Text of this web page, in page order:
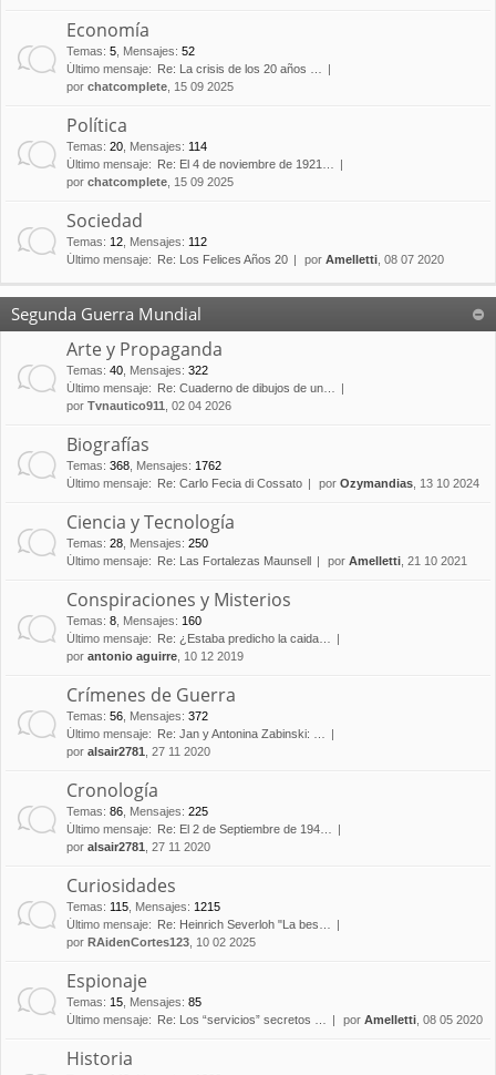
Economía
Temas: 5 Mensajes: 52
Último mensaje:
Re: La crisis de los 20 años …
por chatcomplete , 15 09 2025
Política
Temas: 20 Mensajes: 114
Último mensaje:
Re: El 4 de noviembre de 1921…
por chatcomplete , 15 09 2025
Sociedad
Temas: 12 Mensajes: 112
Último mensaje:
Re: Los Felices Años 20 por Amelletti , 08 07 2020
Segunda Guerra Mundial
Arte y Propaganda
Temas: 40 Mensajes: 322
Último mensaje:
Re: Cuaderno de dibujos de un…
por Tvnautico911 , 02 04 2026
Biografías
Temas: 368 Mensajes: 1762
Último mensaje:
Re: Carlo Fecia di Cossato por Ozymandias , 13 10 2024
Ciencia y Tecnología
Temas: 28 Mensajes: 250
Último mensaje:
Re: Las Fortalezas Maunsell por Amelletti , 21 10 2021
Conspiraciones y Misterios
Temas: 8 Mensajes: 160
Último mensaje:
Re: ¿Estaba predicho la caida…
por antonio aguirre , 10 12 2019
Crímenes de Guerra
Temas: 56 Mensajes: 372
Último mensaje:
Re: Jan y Antonina Zabinski: …
por alsair2781 , 27 11 2020
Cronología
Temas: 86 Mensajes: 225
Último mensaje:
Re: El 2 de Septiembre de 194…
por alsair2781 , 27 11 2020
Curiosidades
Temas: 115 Mensajes: 1215
Último mensaje:
Re: Heinrich Severloh "La bes…
por RAidenCortes123 , 10 02 2025
Espionaje
Temas: 15 Mensajes: 85
Último mensaje:
Re: Los “servicios” secretos … por Amelletti , 08 05 2020
Historia